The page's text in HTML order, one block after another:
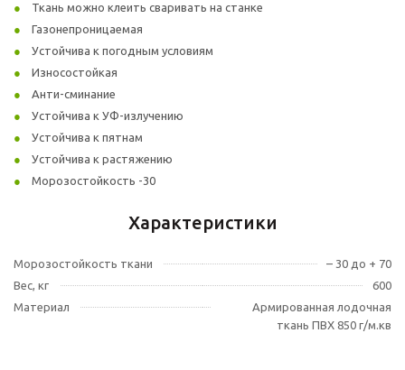
Ткань можно клеить сваривать на станке
Газонепроницаемая
Устойчива к погодным условиям
Износостойкая
Анти-сминание
Устойчива к УФ-излучению
Устойчива к пятнам
Устойчива к растяжению
Морозостойкость -30
Характеристики
Морозостойкость ткани
– 30 до + 70
Вес, кг
600
Материал
Армированная лодочная
ткань ПВХ 850 г/м.кв